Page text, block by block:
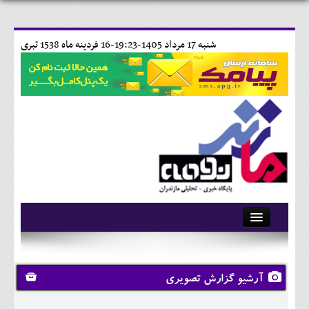
16 فردينه ماه 1538 تبری شنبه 17 مرداد 1405-19:23-
آرشیو
تماس با ما
وبلاگ
آرشیو گزارش تصویری